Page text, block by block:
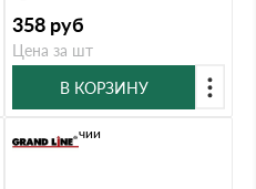
358 руб
Цена за шт
В КОРЗИНУ
В наличии